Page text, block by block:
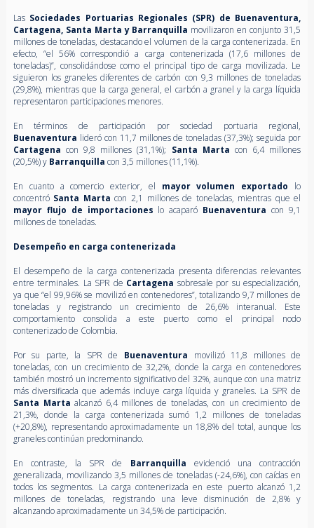
Las Sociedades Portuarias Regionales (SPR) de Buenaventura,
Cartagena, Santa Marta y Barranquilla movilizaron en conjunto 31,5
millones de toneladas, destacando el volumen de la carga contenerizada. En
efecto, “el 56% correspondió a carga contenerizada (17,6 millones de
toneladas)”, consolidándose como el principal tipo de carga movilizada. Le
siguieron los graneles diferentes de carbón con 9,3 millones de toneladas
(29,8%), mientras que la carga general, el carbón a granel y la carga líquida
representaron participaciones menores.
En términos de participación por sociedad portuaria regional,
Buenaventura lideró con 11,7 millones de toneladas (37,3%); seguida por
Cartagena con 9,8 millones (31,1%); Santa Marta con 6,4 millones
(20,5%) y Barranquilla con 3,5 millones (11,1%).
En cuanto a comercio exterior, el mayor volumen exportado lo
concentró Santa Marta con 2,1 millones de toneladas, mientras que el
mayor flujo de importaciones lo acaparó Buenaventura con 9,1
millones de toneladas.
Desempeño en carga contenerizada
El desempeño de la carga contenerizada presenta diferencias relevantes
entre terminales. La SPR de Cartagena sobresale por su especialización,
ya que “el 99,96% se movilizó en contenedores”, totalizando 9,7 millones de
toneladas y registrando un crecimiento de 26,6% interanual. Este
comportamiento consolida a este puerto como el principal nodo
contenerizado de Colombia.
Por su parte, la SPR de Buenaventura movilizó 11,8 millones de
toneladas, con un crecimiento de 32,2%, donde la carga en contenedores
también mostró un incremento significativo del 32%, aunque con una matriz
más diversificada que además incluye carga líquida y graneles. La SPR de
Santa Marta alcanzó 6,4 millones de toneladas, con un crecimiento de
21,3%, donde la carga contenerizada sumó 1,2 millones de toneladas
(+20,8%), representando aproximadamente un 18,8% del total, aunque los
graneles continúan predominando.
En contraste, la SPR de Barranquilla evidenció una contracción
generalizada, movilizando 3,5 millones de toneladas (-24,6%), con caídas en
todos los segmentos. La carga contenerizada en este puerto alcanzó 1,2
millones de toneladas, registrando una leve disminución de 2,8% y
alcanzando aproximadamente un 34,5% de participación.